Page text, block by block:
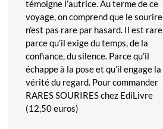
témoigne l’autrice. Au terme de ce
voyage, on comprend que le sourire
n’est pas rare par hasard. Il est rare
parce qu’il exige du temps, de la
confiance, du silence. Parce qu’il
échappe à la pose et qu’il engage la
vérité du regard. Pour commander
RARES SOURIRES chez EdiLivre
(12,50 euros)